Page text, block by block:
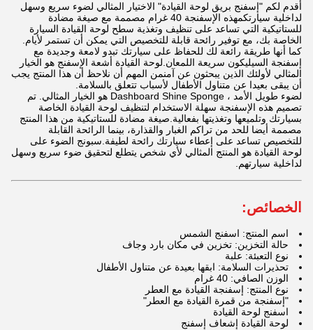
أقدم لكم "إسفنج بريق لوحة القيادة" الاختيار المثالي لضوء سريع وسهل
لداخلية سيارتكمهذه الإسفنجة 40 غرام مصممة مع صيغة مضادة
للستاتيكية التي تساعد على تنظيف وتغذية سطح لوحة القيادة السيارة
الخاصة بك، مع توفير رائحة قابلة للتخصيص التي يمكن أن تستمر لأيام.
كما أنها طريقة رائعة لك للحفاظ على سيارتك تبدو لامعة وجديدة مع
إسفنجة السيليكون سريعة اللمعان.لوحة القيادة أشعة الإسفنج هو الخيار
المثالي لأولئك الذين يبحثون عن آمنمن المهم أن نلاحظ أن هذا المنتج يجب
أن يبقى بعيدا عن متناول الأطفال لأسباب تتعلق بالسلامة.
لضوء طويل الأمد ، Dashboard Shine Sponge هو الخيار المثالي. تم
تصميم هذه الإسفنجة سهلة الاستخدام لتنظيف لوحة القيادة الخاصة
بسيارتك وتلميعها وتغذيتها بفعالية.صيغة مضادة للستاتيكية من هذا المنتج
مصممة أيضا للحد من تراكم الغبار والقذارة، بينما الرائحة القابلة
للتخصيص تساعد على إعطاء سيارتك رائحة لطيفة.سبونج الضوء على
لوحة القيادة هو المنتج المثالي لأي شخص يتطلع لتحقيق ضوء سريع وسهل
لداخلية سيارتهم.
الخصائص:
اسم المنتج: اسفنج الشمس
حالة التخزين: تخزين في مكان بارد وجاف
نوع التعبئة: علبة
تحذيرات السلامة: ابقها بعيدة عن متناول الأطفال
الوزن الصافي: 40 غرام
نوع المنتج: إسفنجة القيادة مع العطر
"إسفنجة من قمرة القيادة مع العطر"
اسفنج لوحة القيادة
لوحة القيادة إشعاف إسفنج